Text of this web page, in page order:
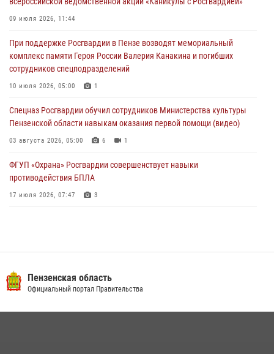
В Управлении Росгвардии по Пензенской области подвели итоги
04 августа 2026, 06:08
Росгвардия обеспечила безопасность праздничных мероприятий в
День ВДВ в Пензе
09 июля 2026, 11:44
При поддержке Росгвардии в Пензе возводят мемориальный
комплекс памяти Героя России Валерия Канакина и погибших
сотрудников спецподразделений
10 июля 2026, 05:00 1
Спецназ Росгвардии обучил сотрудников Министерства культуры
Пензенской области навыкам оказания первой помощи (видео)
03 августа 2026, 05:00 6 1
ФГУП «Охрана» Росгвардии совершенствует навыки
противодействия БПЛА
17 июля 2026, 07:47 3
Военнослужащие Росгвардии в Заречном приняли участие в
просветительской лекции Общества «Знание»
Пензенская область
Официальный портал Правительства